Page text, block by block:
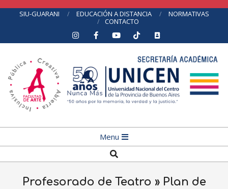
SIU-GUARANI EDUCACIÓN A DISTANCIA
NORMATIVAS
CONTACTO
Navigation
Menu
Menu
Search
Profesorado de Teatro » Plan de